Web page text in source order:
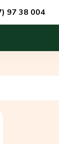
97 38 004